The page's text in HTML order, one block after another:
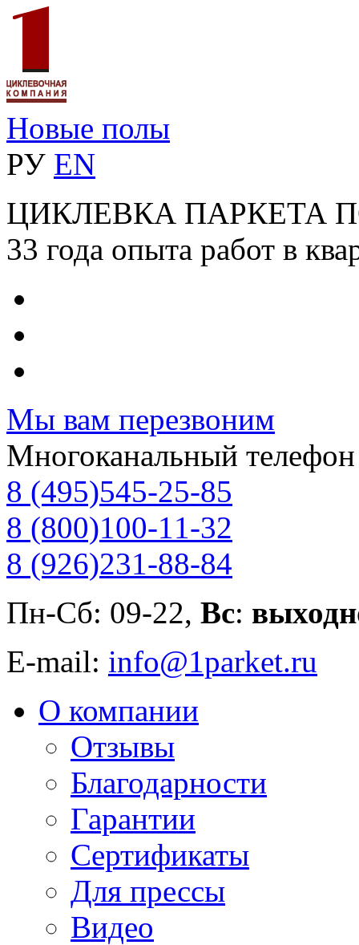
Новые полы
РУ EN
ЦИКЛЕВКА ПАРКЕТА
33 года опыта работ в
Мы вам перезвоним
Многоканальный телефон
8 (495)545-25-85
8 (800)100-11-32
8 (926)231-88-84
Пн-Сб: 09-22, Вс:
E-mail: info@1parket.ru
О компании
Отзывы
Благодарности
Гарантии
Сертификаты
Для прессы
Видео